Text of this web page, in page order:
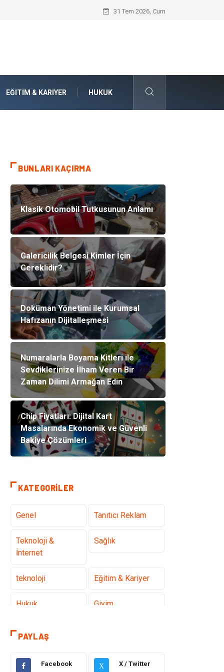
Numaralarla Boyama Kitleri ile
31 Tem 2026, Cum
EĞITIM & KARIYER HUKUK
BUNLARI KAÇIRMA
Klasik Otomobil Tutkusunun Anlamı
Galericilik Belgesi Kimler İçin
Gereklidir?
Doküman Yönetimi ile Kurumsal
Hafızanın Dijitalleşmesi
Numaralarla Boyama Kitleri ile
Sevdiklerinize İlham Veren Bir
Zaman Dilimi Armağan Edin
Chip Fiyatları: Dijital Kart
Masalarında Ekonomik ve Güvenli
Bakiye Çözümleri
KATEGORILER
Genel Tanıtıcı Reklam
Teknoloji &
İnternet
Sağlık
teknoloji Eğitim & Kariyer
Hukuk Giyim
Elektronik
PAYLAŞ
Facebook X X / Twitter